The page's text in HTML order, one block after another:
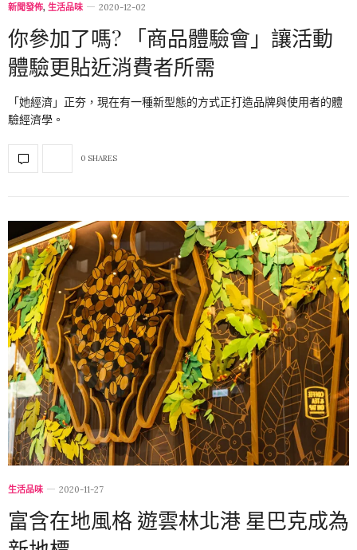
新聞發佈, 生活品味 2020-12-02
你參加了嗎? 「商品體驗會」讓活動
體驗更貼近消費者所需
「她經濟」正夯，現在有一種新型態的方式正打造品牌與使用者的體
驗經濟學。
0 SHARES
生活品味 2020-11-27
富含在地風格 遊雲林北港 星巴克成為